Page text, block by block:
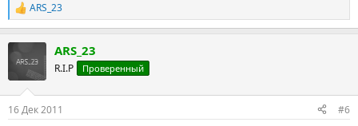
Р
е
к
ц
ARS_23
ARS_23
R.I.P Проверенный
16 Дек 2011 #6